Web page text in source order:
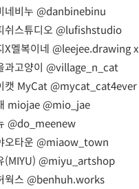
네비누 @danbinebinu
쉬스튜디오 @lufishstudio
X멜복이네 @leejee.drawingx
과고양이 @village_n_cat
캣 MyCat@mycat_cat4ever
miojae@mio_jae
@do_meenew
오타운 @miaow_town
(MIYU) @miyu_artshop
웍스 @benhuh.works